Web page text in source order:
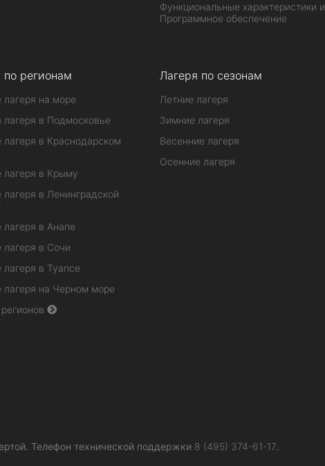
Функциональные характеристики и
Программное обеспечение
по регионам
лагеря на море
лагеря в Подмосковье
лагеря в Краснодарском
лагеря в Крыму
лагеря в Ленинградской
лагеря в Анапе
лагеря в Сочи
лагеря в Туапсе
лагеря на Черном море
Лагеря по сезонам
Летние лагеря
Зимние лагеря
Весенние лагеря
Осенние лагеря
Телефон технической поддержки 8 (495) 374-61-17.